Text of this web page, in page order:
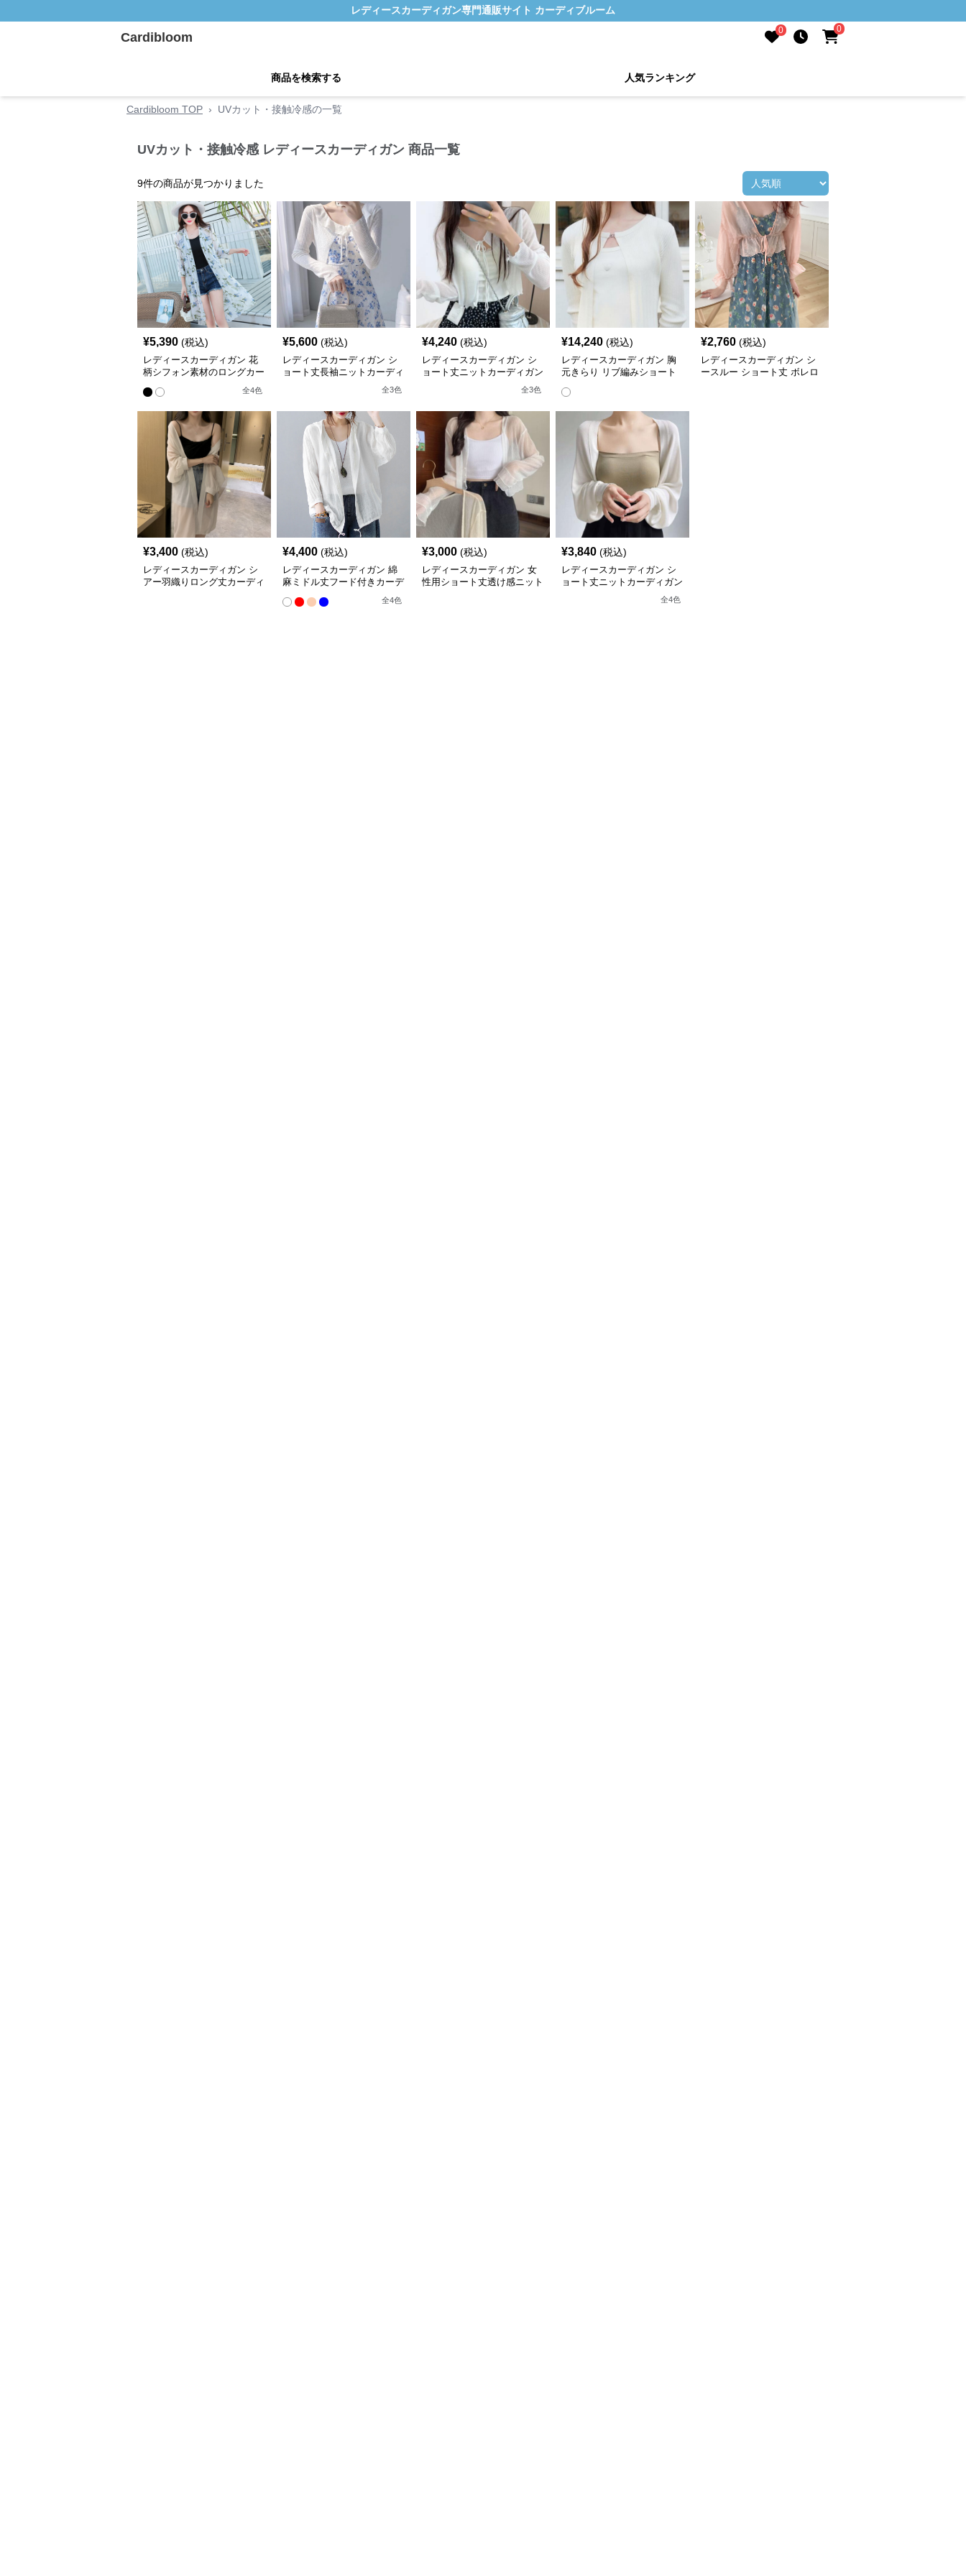
レディースカーディガン専門通販サイト カーディブルーム
Cardibloom 0 0
商品を検索する 人気ランキング
Cardibloom TOP › UVカット・接触冷感の一覧
UVカット・接触冷感 レディースカーディガン 商品一覧
9件の商品が見つかりました
¥5,390 (税込)
レディースカーディガン 花
柄シフォン素材のロングカー
全4色
¥5,600 (税込)
レディースカーディガン シ
ョート丈長袖ニットカーディ
ガン紫外線カット冷感フリル
全3色
¥4,240 (税込)
レディースカーディガン シ
ョート丈ニットカーディガン
全3色
¥14,240 (税込)
レディースカーディガン 胸
元きらり リブ編みショート
¥2,760 (税込)
レディースカーディガン シ
ースルー ショート丈 ボレロ
¥3,400 (税込)
レディースカーディガン シ
アー羽織りロング丈カーディ
¥4,400 (税込)
レディースカーディガン 綿
麻ミドル丈フード付きカーデ
ィガン 冷房対策 紫外線防止
全4色
¥3,000 (税込)
レディースカーディガン 女
性用ショート丈透け感ニット
¥3,840 (税込)
レディースカーディガン シ
ョート丈ニットカーディガン
冷感紫外線カット肩掛け全4色